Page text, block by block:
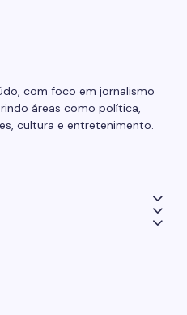
com foco em jornalismo
áreas como política,
cultura e entretenimento.